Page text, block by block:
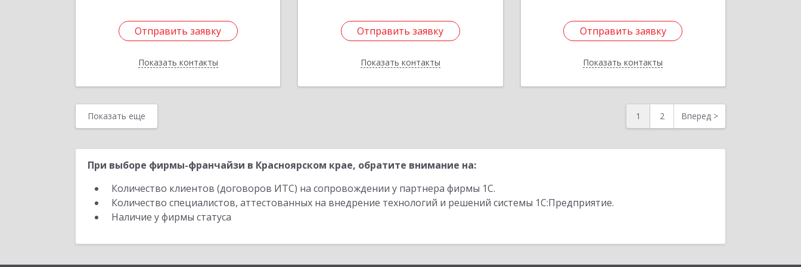
Отправить заявку
Показать контакты
Отправить заявку
Назад
Отправить заявку
Показать контакты
Отправить заявку
Назад
Отправить заявку
Показать контакты
Отправить заявку
Назад
Показать еще 1 2 Вперед >
При выборе фирмы-франчайзи в Красноярском крае, обратите внимание на:
Количество клиентов (договоров ИТС) на сопровождении у партнера фирмы 1С.
Количество специалистов, аттестованных на внедрение технологий и решений системы 1С:Предприятие.
Наличие у фирмы статуса